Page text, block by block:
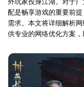
配是畅享游戏的重要前
需求。本文将详细解析
供专业的网络优化方案，